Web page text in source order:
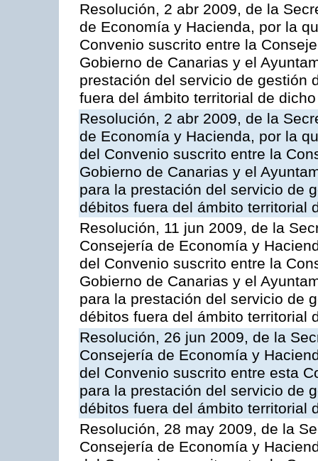
Resolución, 2 abr 2009, de la
de Economía y Hacienda, por la
Convenio suscrito entre la
Gobierno de Canarias y el
prestación del servicio de gestión
fuera del ámbito territorial de
Resolución, 2 abr 2009, de la
de Economía y Hacienda, por la
del Convenio suscrito entre la
Gobierno de Canarias y el
para la prestación del servicio de
débitos fuera del ámbito territorial
Resolución, 11 jun 2009, de la
Consejería de Economía y
del Convenio suscrito entre la
Gobierno de Canarias y el
para la prestación del servicio de
débitos fuera del ámbito territorial
Resolución, 26 jun 2009, de la
Consejería de Economía y
del Convenio suscrito entre esta
para la prestación del servicio de
débitos fuera del ámbito territorial
Resolución, 28 may 2009, de la
Consejería de Economía y